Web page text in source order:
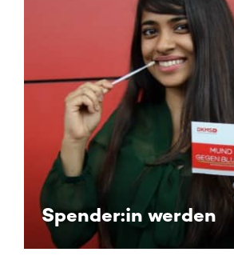
Spender:in werden